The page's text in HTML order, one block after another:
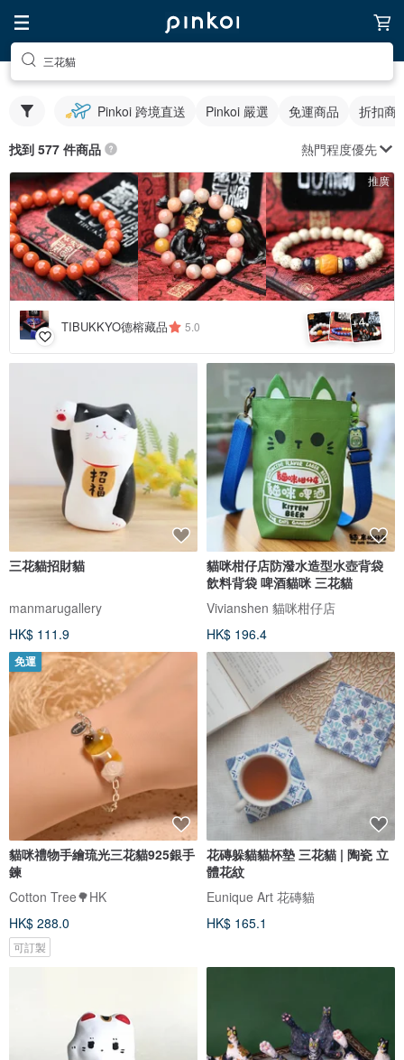
三花貓
Pinkoi 跨境直送 Pinkoi 嚴選 免運商品 折扣商
找到 577 件商品 熱門程度優先
推廣
TIBUKKYO德榕藏品 5.0 +4
三花貓招財貓
manmarugallery
HK$ 111.9
貓咪柑仔店防潑水造型水壺背袋
飲料背袋 啤酒貓咪 三花貓
Vivianshen 貓咪柑仔店
HK$ 196.4
免運
貓咪禮物手繪琉光三花貓925銀手
鍊
Cotton Tree🌳HK
HK$ 288.0
可訂製
花磚躲貓貓杯墊 三花貓 | 陶瓷 立
體花紋
Eunique Art 花磚貓
HK$ 165.1